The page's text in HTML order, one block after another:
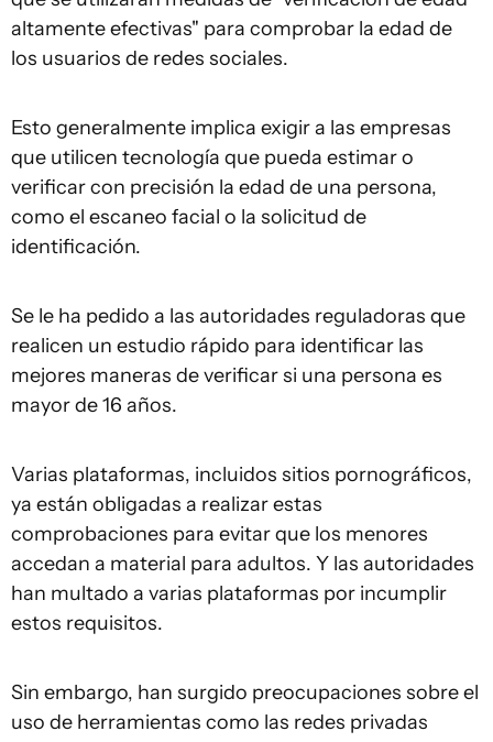
altamente efectivas" para comprobar la edad de
los usuarios de redes sociales.
Esto generalmente implica exigir a las empresas
que utilicen tecnología que pueda estimar o
verificar con precisión la edad de una persona,
como el escaneo facial o la solicitud de
identificación.
Se le ha pedido a las autoridades reguladoras que
realicen un estudio rápido para identificar las
mejores maneras de verificar si una persona es
mayor de 16 años.
Varias plataformas, incluidos sitios pornográficos,
ya están obligadas a realizar estas
comprobaciones para evitar que los menores
accedan a material para adultos. Y las autoridades
han multado a varias plataformas por incumplir
estos requisitos.
Sin embargo, han surgido preocupaciones sobre el
uso de herramientas como las redes privadas